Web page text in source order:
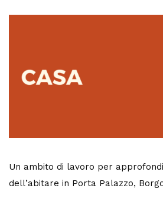
Un ambito di lavoro per
dell’abitare in Porta Palazzo,